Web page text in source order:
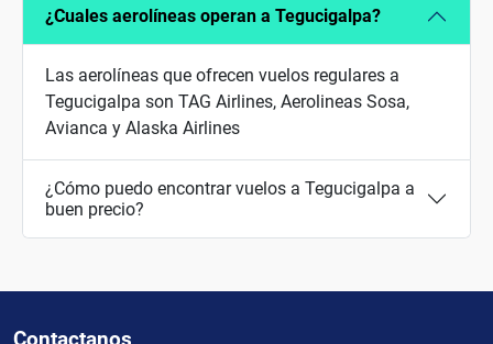
¿Cuales aerolíneas operan a Tegucigalpa?
Las aerolíneas que ofrecen vuelos regulares a
Tegucigalpa son TAG Airlines, Aerolineas Sosa,
Avianca y Alaska Airlines
¿Cómo puedo encontrar vuelos a Tegucigalpa a
buen precio?
Contactanos